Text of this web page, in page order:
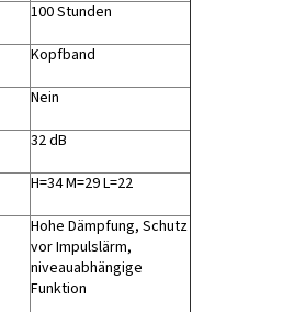
100 Stunden
Kopfband
Nein
32 dB
H=34 M=29 L=22
Hohe Dämpfung, Schutz
vor Impulslärm,
niveauabhängige
Funktion